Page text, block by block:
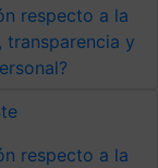
respecto a la
y
respecto a la